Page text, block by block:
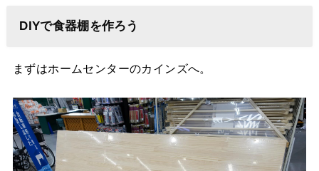
DIYで食器棚を作ろう
まずはホームセンターのカインズへ。